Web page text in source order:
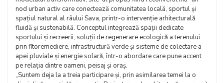
nod urban activ care conectează comunitatea locală, sportul și
spațiul natural al râului Sava, printr-o intervenție arhitecturală
fluidă și sustenabilă. Conceptul integrează spații dedicate
sportului și recreerii, soluții de regenerare ecologică a terenului
prin fitoremediere, infrastructură verde și sisteme de colectare a
apei pluviale și energie solară, într-o abordare care pune accent
pe relația dintre oameni, peisaj și oraș.
„Suntem deja la a treia participare și, prin asimilarea temei la o